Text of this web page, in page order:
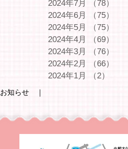
2024年7月 （78）
2024年6月
（75）
2024年5月
（75）
2024年4月
（69）
2024年3月
（76）
2024年2月
（66）
2024年1月
（2）
お知らせ ｜